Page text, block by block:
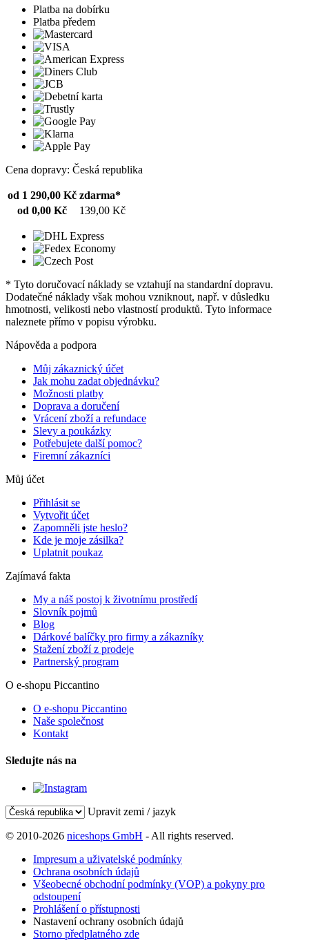
Platba na dobírku
Platba předem
Cena dopravy: Česká republika
od 1 290,00 Kč zdarma*
od 0,00 Kč
139,00 Kč
* Tyto doručovací náklady se vztahují na standardní dopravu.
Dodatečné náklady však mohou vzniknout, např. v důsledku
hmotnosti, velikosti nebo vlastností produktů. Tyto informace
naleznete přímo v popisu výrobku.
Nápověda a podpora
Můj zákaznický účet
Jak mohu zadat objednávku?
Možnosti platby
Doprava a doručení
Vrácení zboží a refundace
Slevy a poukázky
Potřebujete další pomoc?
Firemní zákazníci
Můj účet
Přihlásit se
Vytvořit účet
Zapomněli jste heslo?
Kde je moje zásilka?
Uplatnit poukaz
Zajímavá fakta
My a náš postoj k životnímu prostředí
Slovník pojmů
Blog
Dárkové balíčky pro firmy a zákazníky
Stažení zboží z prodeje
Partnerský program
O e-shopu Piccantino
O e-shopu Piccantino
Naše společnost
Kontakt
Sledujte nás na
Upravit zemi / jazyk
© 2010-2026 niceshops GmbH - All rights reserved.
Impresum a uživatelské podmínky
Ochrana osobních údajů
Všeobecné obchodní podmínky (VOP) a pokyny pro
odstoupení
Prohlášení o přístupnosti
Nastavení ochrany osobních údajů
Storno předplatného zde